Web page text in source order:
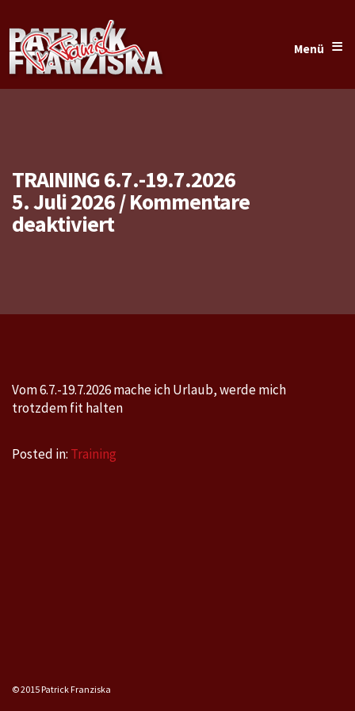
Menü ≡
TRAINING 6.7.-19.7.2026
5. Juli 2026/Kommentare
deaktiviertfür
Vom 6.7.-19.7.2026 mache ich Urlaub, werde mich
trotzdem fit halten
Posted in: Training
© 2015 Patrick Franziska